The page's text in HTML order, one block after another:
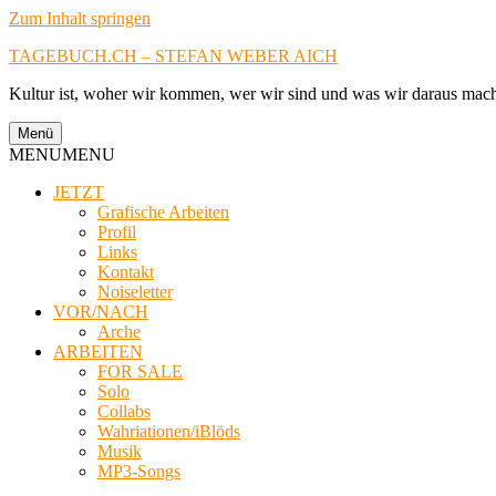
Zum Inhalt springen
TAGEBUCH.CH – STEFAN WEBER AICH
Kultur ist, woher wir kommen, wer wir sind und was wir daraus
Menü
MENUMENU
JETZT
Grafische Arbeiten
Profil
Links
Kontakt
Noiseletter
VOR/NACH
Arche
ARBEITEN
FOR SALE
Solo
Collabs
Wahriationen/iBlöds
Musik
MP3-Songs